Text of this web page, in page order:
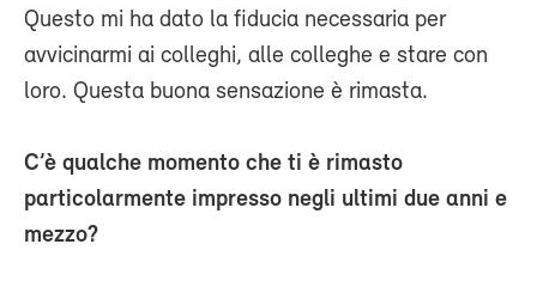
Questo mi ha dato la fiducia necessaria per
avvicinarmi ai colleghi, alle colleghe e stare con
loro. Questa buona sensazione è rimasta.
C’è qualche momento che ti è rimasto
particolarmente impresso negli ultimi due anni e
mezzo?